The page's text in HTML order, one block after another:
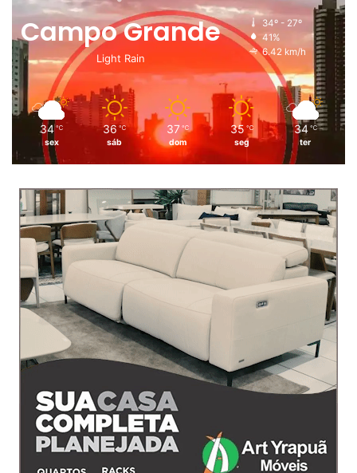
Campo Grande
Light Rain
34º - 27º
41%
6.42 km/h
34 ℃
sex
36 ℃
sáb
37 ℃
dom
35 ℃
seg
34 ℃
ter